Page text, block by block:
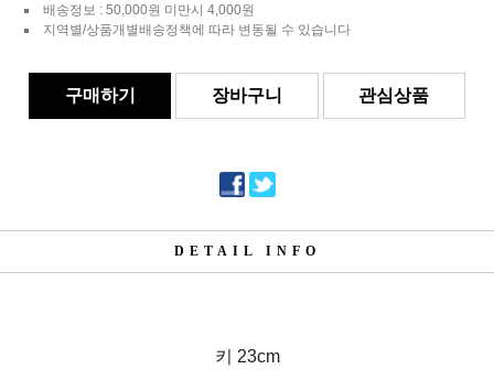
배송정보 : 50,000원 미만시 4,000원
지역별/상품개별배송정책에 따라 변동될 수 있습니다
구매하기 장바구니 관심상품
DETAIL INFO
키 23cm